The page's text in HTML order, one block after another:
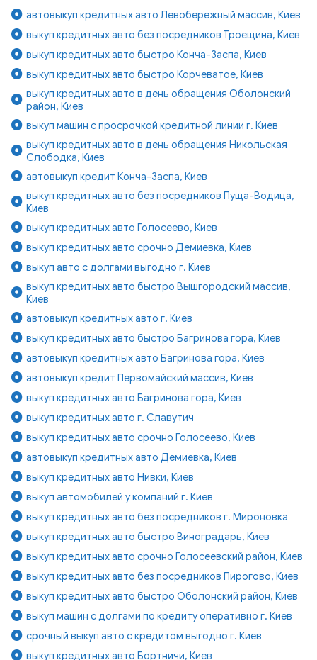
автовыкуп кредитных авто Левобережный массив, Киев
выкуп кредитных авто без посредников Троещина, Киев
выкуп кредитных авто быстро Конча-Заспа, Киев
выкуп кредитных авто быстро Корчеватое, Киев
выкуп кредитных авто в день обращения Оболонский
район, Киев
выкуп машин с просрочкой кредитной линии г. Киев
выкуп кредитных авто в день обращения Никольская
Слободка, Киев
автовыкуп кредит Конча-Заспа, Киев
выкуп кредитных авто без посредников Пуща-Водица,
Киев
выкуп кредитных авто Голосеево, Киев
выкуп кредитных авто срочно Демиевка, Киев
выкуп авто с долгами выгодно г. Киев
выкуп кредитных авто быстро Вышгородский массив,
Киев
автовыкуп кредитных авто г. Киев
выкуп кредитных авто быстро Багринова гора, Киев
автовыкуп кредитных авто Багринова гора, Киев
автовыкуп кредит Первомайский массив, Киев
выкуп кредитных авто Багринова гора, Киев
выкуп кредитных авто г. Славутич
выкуп кредитных авто срочно Голосеево, Киев
автовыкуп кредитных авто Демиевка, Киев
выкуп кредитных авто Нивки, Киев
выкуп автомобилей у компаний г. Киев
выкуп кредитных авто без посредников г. Мироновка
выкуп кредитных авто быстро Виноградарь, Киев
выкуп кредитных авто срочно Голосеевский район, Киев
выкуп кредитных авто без посредников Пирогово, Киев
выкуп кредитных авто быстро Оболонский район, Киев
выкуп машин с долгами по кредиту оперативно г. Киев
срочный выкуп авто с кредитом выгодно г. Киев
выкуп кредитных авто Бортничи, Киев